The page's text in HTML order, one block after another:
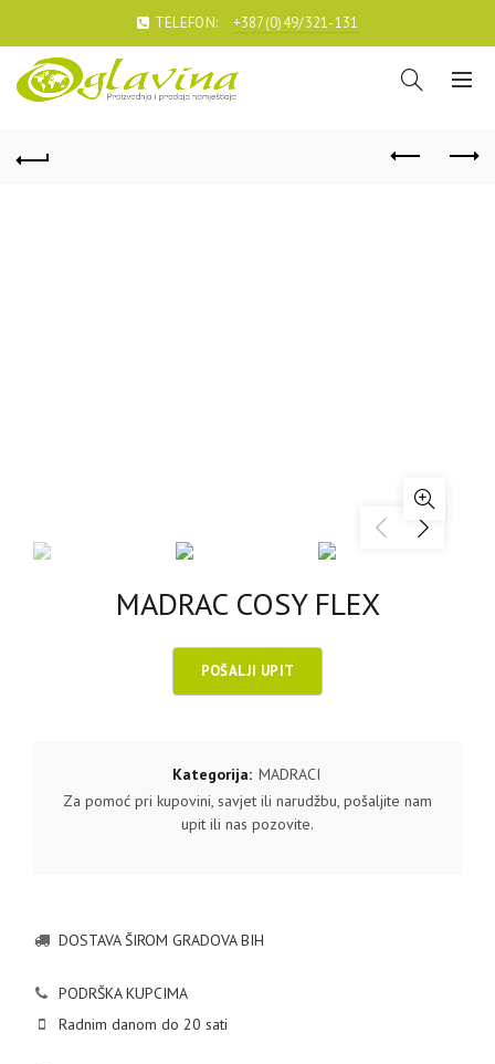
TELEFON: +387(0)49/321-131
MADRAC COSY FLEX
Kategorija: MADRACI
Za pomoć pri kupovini, savjet ili narudžbu, pošaljite nam
upit ili nas pozovite.
DOSTAVA ŠIROM GRADOVA BIH
PODRŠKA KUPCIMA
Radnim danom do 20 sati